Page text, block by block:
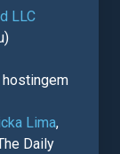
LLC
Lima,
Daily